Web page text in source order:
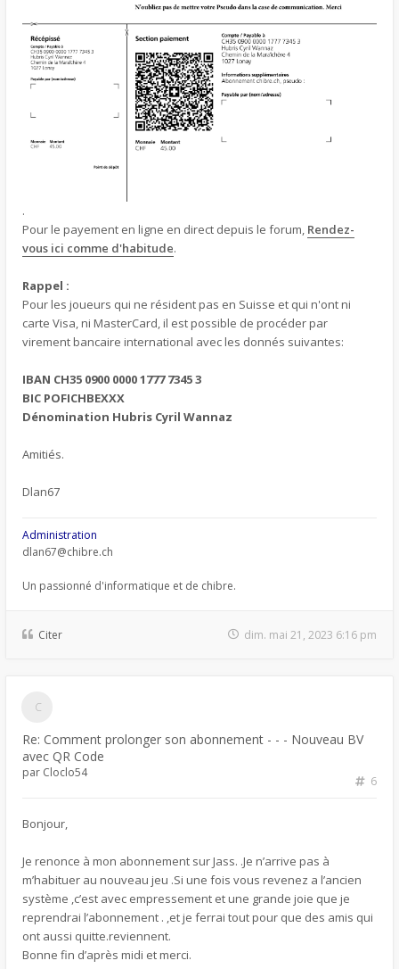
.
Pour le payement en ligne en direct depuis le forum, Rendez-
vous ici comme d'habitude.
Rappel :
Pour les joueurs qui ne résident pas en Suisse et qui n'ont ni
carte Visa, ni MasterCard, il est possible de procéder par
virement bancaire international avec les donnés suivantes:
IBAN CH35 0900 0000 1777 7345 3
BIC POFICHBEXXX
Dénomination Hubris Cyril Wannaz
Amitiés.
Dlan67
Administration
dlan67@chibre.ch
Un passionné d'informatique et de chibre.
Citer dim. mai 21, 2023 6:16 pm
Re: Comment prolonger son abonnement - - - Nouveau BV
avec QR Code
6
par Cloclo54
Bonjour,
Je renonce à mon abonnement sur Jass. .Je n’arrive pas à
m’habituer au nouveau jeu .Si une fois vous revenez a l’ancien
système ,c’est avec empressement et une grande joie que je
reprendrai l’abonnement . ,et je ferrai tout pour que des amis qui
ont aussi quitte.reviennent.
Bonne fin d’après midi et merci.